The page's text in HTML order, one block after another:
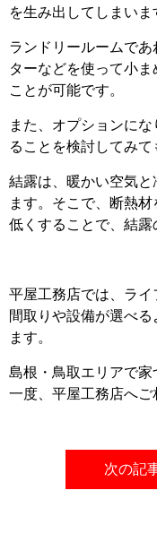
を生み出してしまいま
ランドリールームで
ターなどを使って小
ことが可能です。
また、オプションに
ることを検討してみて
結露は、暖かい空気と
ます。そこで、断熱
低くすることで、結露
平屋工務店では、ラ
間取りや設備が選べ
ます。
島根・鳥取エリアで
一度、平屋工務店へご
次の記